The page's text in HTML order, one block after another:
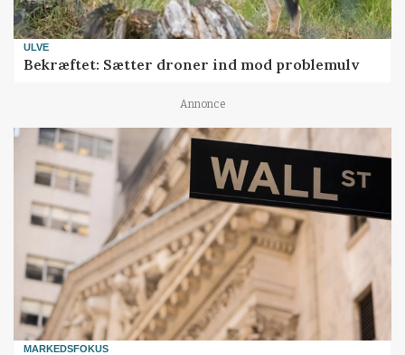
ULVE
Bekræftet: Sætter droner ind mod problemulv
Annonce
MARKEDSFOKUS